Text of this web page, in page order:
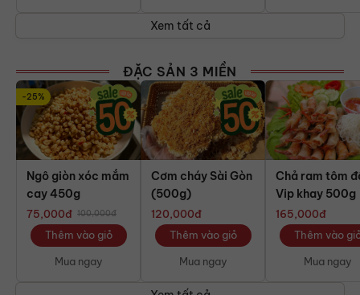
Xem tất cả
ĐẶC SẢN 3 MIỀN
-25%
Ngô giòn xóc mắm
cay 450g
75,000đ 100,000đ
Mua ngay
Thêm vào giỏ
Cơm cháy Sài Gòn
(500g)
120,000đ
Mua ngay
Thêm vào giỏ
Chả ram tôm
Vip khay 500g
165,000đ
Mua ngay
Thêm vào